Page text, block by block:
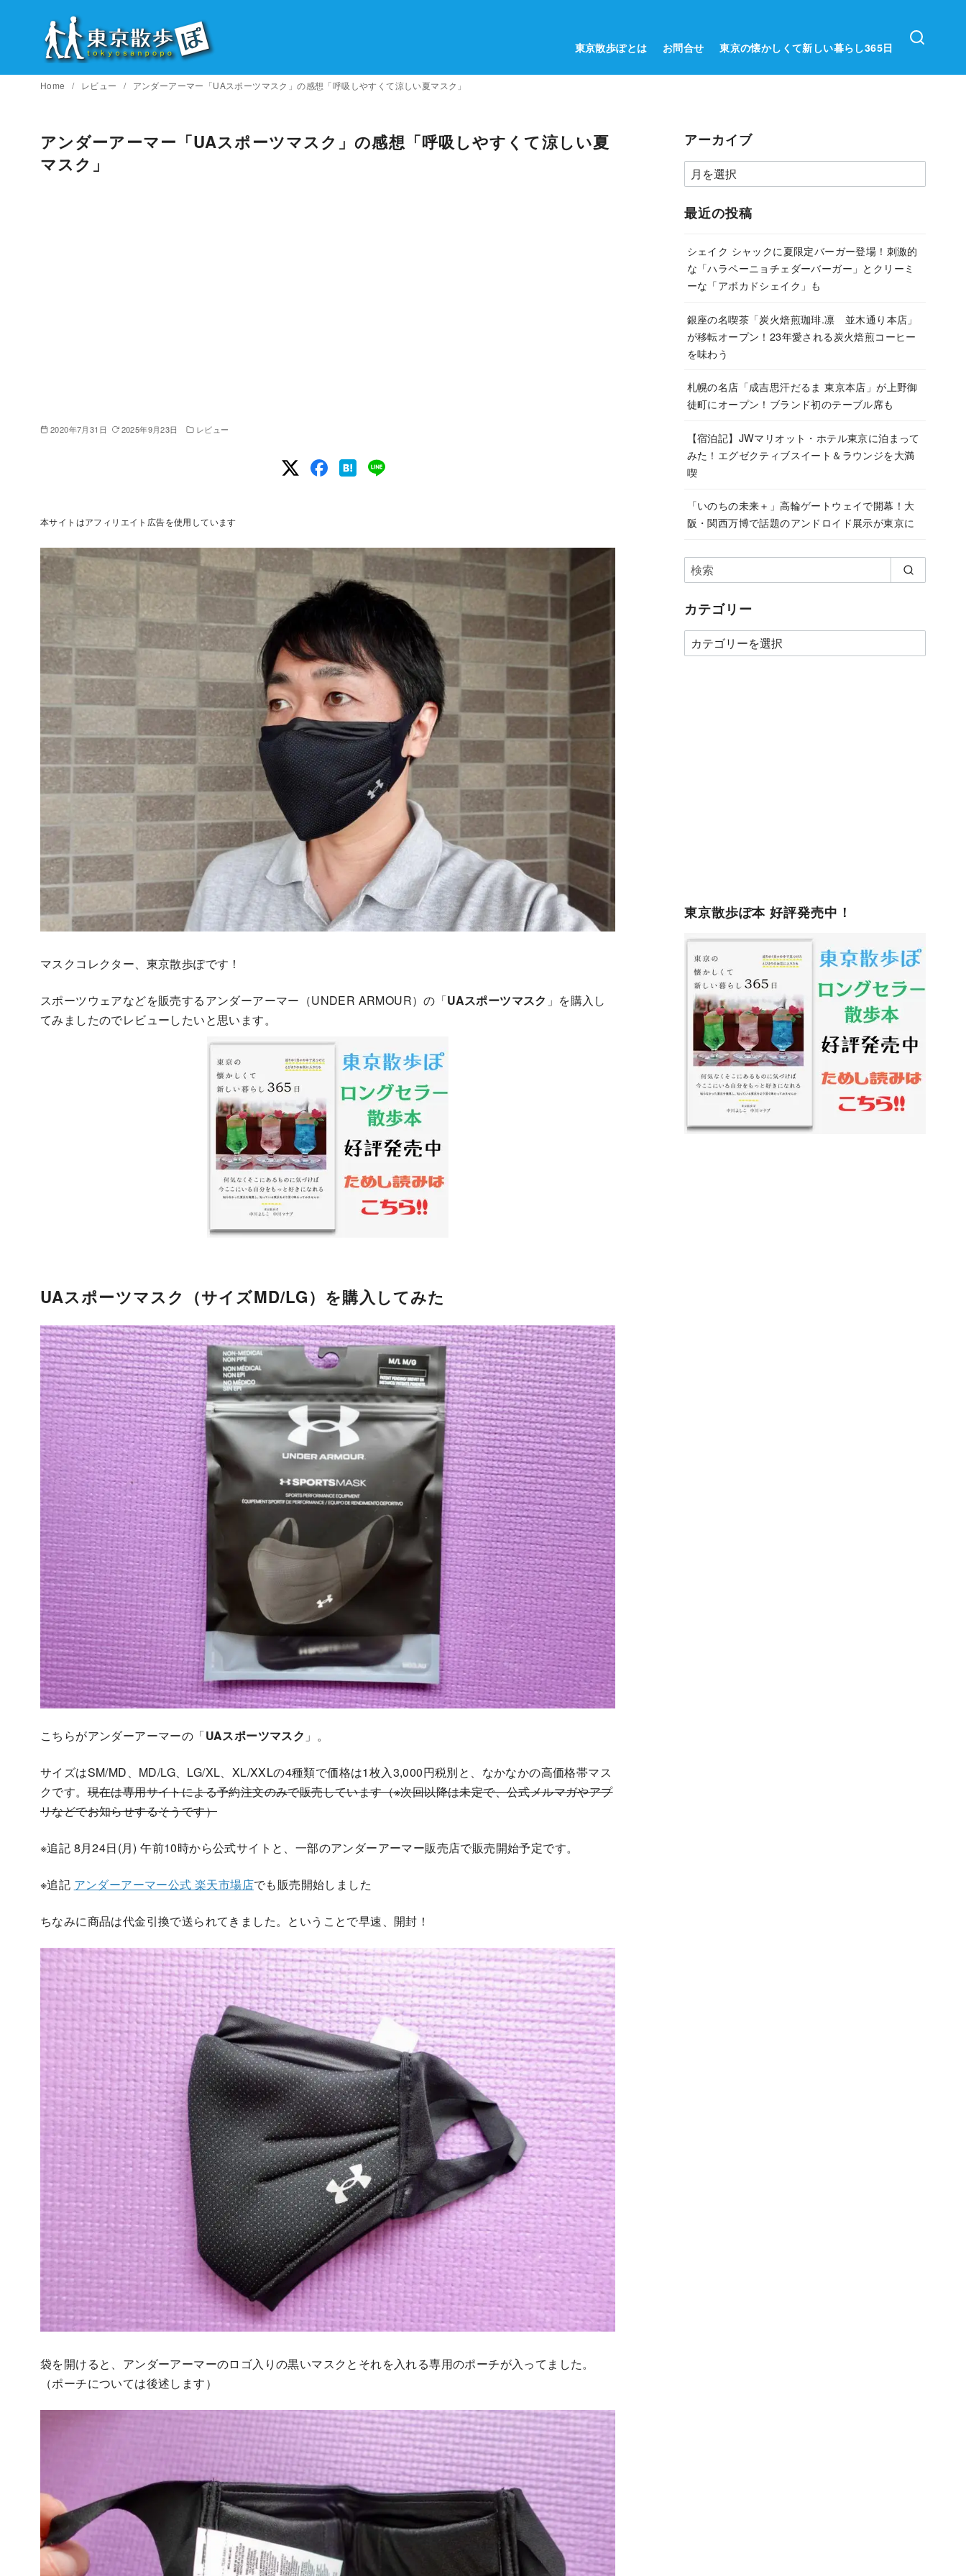
東京散歩ぽとは お問合せ 東京の懐かしくて新しい暮らし365日
Home レビュー アンダーアーマー「UAスポーツマスク」の感想「呼吸しやすくて涼しい夏マスク」
アンダーアーマー「UAスポーツマスク」の感想「呼吸しやすくて涼しい夏
マスク」
2020年7月31日 2025年9月23日 レビュー
本サイトはアフィリエイト広告を使用しています
マスクコレクター、東京散歩ぽです！
スポーツウェアなどを販売するアンダーアーマー（UNDER ARMOUR）の「UAスポーツマスク 」を購入し
てみましたのでレビューしたいと思います。
UAスポーツマスク（サイズMD/LG）を購入してみた
こちらがアンダーアーマーの「UAスポーツマスク 」。
サイズはSM/MD、MD/LG、LG/XL、XL/XXLの4種類で価格は1枚入3,000円税別と、なかなかの高価格帯マス
クです。現在は専用サイトによる予約注文のみで販売しています（※次回以降は未定で、公式メルマガやアプ
リなどでお知らせするそうです）
※追記 8月24日(月) 午前10時から公式サイトと、一部のアンダーアーマー販売店で販売開始予定です。
※追記 アンダーアーマー公式 楽天市場店でも販売開始しました
ちなみに商品は代金引換で送られてきました。ということで早速、開封！
袋を開けると、アンダーアーマーのロゴ入りの黒いマスクとそれを入れる専用のポーチが入ってました。
（ポーチについては後述します）
アーカイブ
ア
ー
カ
ブ
最近の投稿
シェイク シャックに夏限定バーガー登場！刺激的
な「ハラペーニョチェダーバーガー」とクリーミ
ーな「アボカドシェイク」も
銀座の名喫茶「炭火焙煎珈琲.凛 並木通り本店」
が移転オープン！23年愛される炭火焙煎コーヒー
を味わう
札幌の名店「成吉思汗だるま 東京本店」が上野御
徒町にオープン！ブランド初のテーブル席も
【宿泊記】JWマリオット・ホテル東京に泊まって
みた！エグゼクティブスイート＆ラウンジを大満
喫
「いのちの未来＋」高輪ゲートウェイで開幕！大
阪・関西万博で話題のアンドロイド展示が東京に
カテゴリー
カ
テ
東京散歩ぽ本 好評発売中！